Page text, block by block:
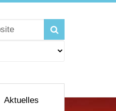
Aktuelles